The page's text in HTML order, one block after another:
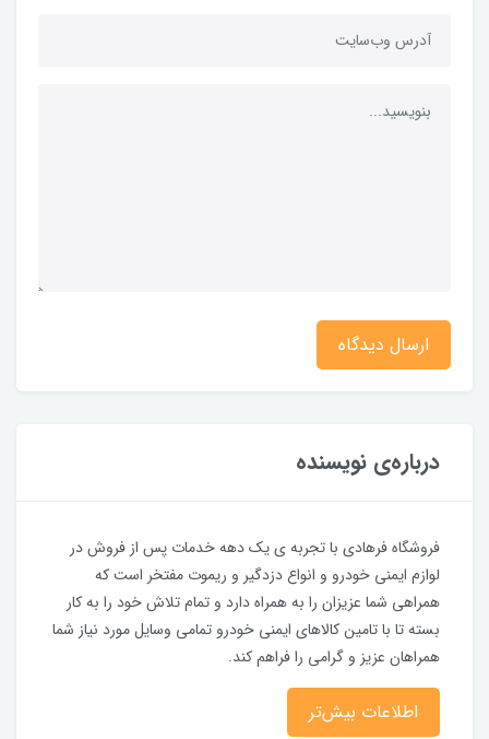
ارسال دیدگاه
درباره‌ی نویسنده
فروشگاه فرهادی با تجربه ی یک دهه خدمات پس از فروش در
لوازم ایمنی خودرو و انواع دزدگیر و ریموت مفتخر است که
همراهی شما عزیزان را به همراه دارد و تمام تلاش خود را به کار
بسته تا با تامین کالاهای ایمنی خودرو تمامی وسایل مورد نیاز شما
همراهان عزیز و گرامی را فراهم کند.
اطلاعات بیش‌تر